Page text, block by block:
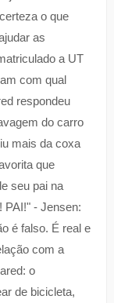
o que
as
a UT
com qual
respondeu
do carro
mais da coxa
que
seu pai na
PAI!" - Jensen:
é falso. É real e
com a
o
de bicicleta,